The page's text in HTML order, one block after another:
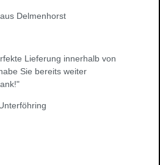
Delmenhorst
Lieferung innerhalb von
Sie bereits weiter